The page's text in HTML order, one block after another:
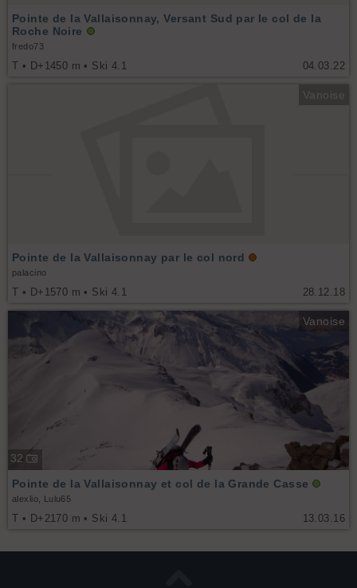
04.03.22
Pointe de la Vallaisonnay, Versant Sud par le col de la
Roche Noire
fredo73
T • D+1450 m • Ski 4.1
Vanoise
28.12.18
Pointe de la Vallaisonnay par le col nord
palacino
T • D+1570 m • Ski 4.1
Vanoise
32
13.03.16
Pointe de la Vallaisonnay et col de la Grande Casse
alexlio, Lulu65
T • D+2170 m • Ski 4.1